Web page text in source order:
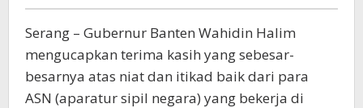
Serang – Gubernur Banten Wahidin Halim
mengucapkan terima kasih yang sebesar-
besarnya atas niat dan itikad baik dari para
ASN (aparatur sipil negara) yang bekerja di